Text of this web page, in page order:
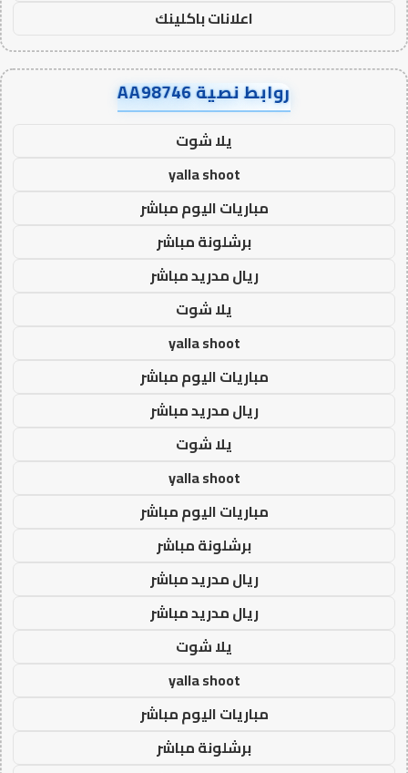
اعلانات باكلينك
روابط نصية AA98746
يلا شوت
yalla shoot
مباريات اليوم مباشر
برشلونة مباشر
ريال مدريد مباشر
يلا شوت
yalla shoot
مباريات اليوم مباشر
ريال مدريد مباشر
يلا شوت
yalla shoot
مباريات اليوم مباشر
برشلونة مباشر
ريال مدريد مباشر
ريال مدريد مباشر
يلا شوت
yalla shoot
مباريات اليوم مباشر
برشلونة مباشر